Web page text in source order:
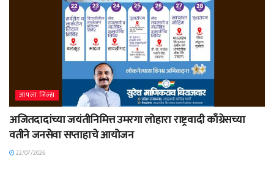
आपला जिल्हा
अजितदादांच्या जयंतीनिमित्त उमरगा लोहारा राष्ट्रवादी काँग्रेसच्या
वतीने जनसेवा सप्ताहाचे आयोजन
22/07/2026